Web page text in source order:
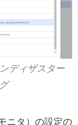
ディザスター
ニタ）の設定の